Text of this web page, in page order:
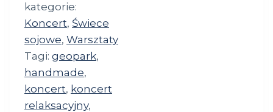
kategorie:
Koncert, Świece
sojowe, Warsztaty
Tagi: geopark,
handmade,
koncert, koncert
relaksacyjny,